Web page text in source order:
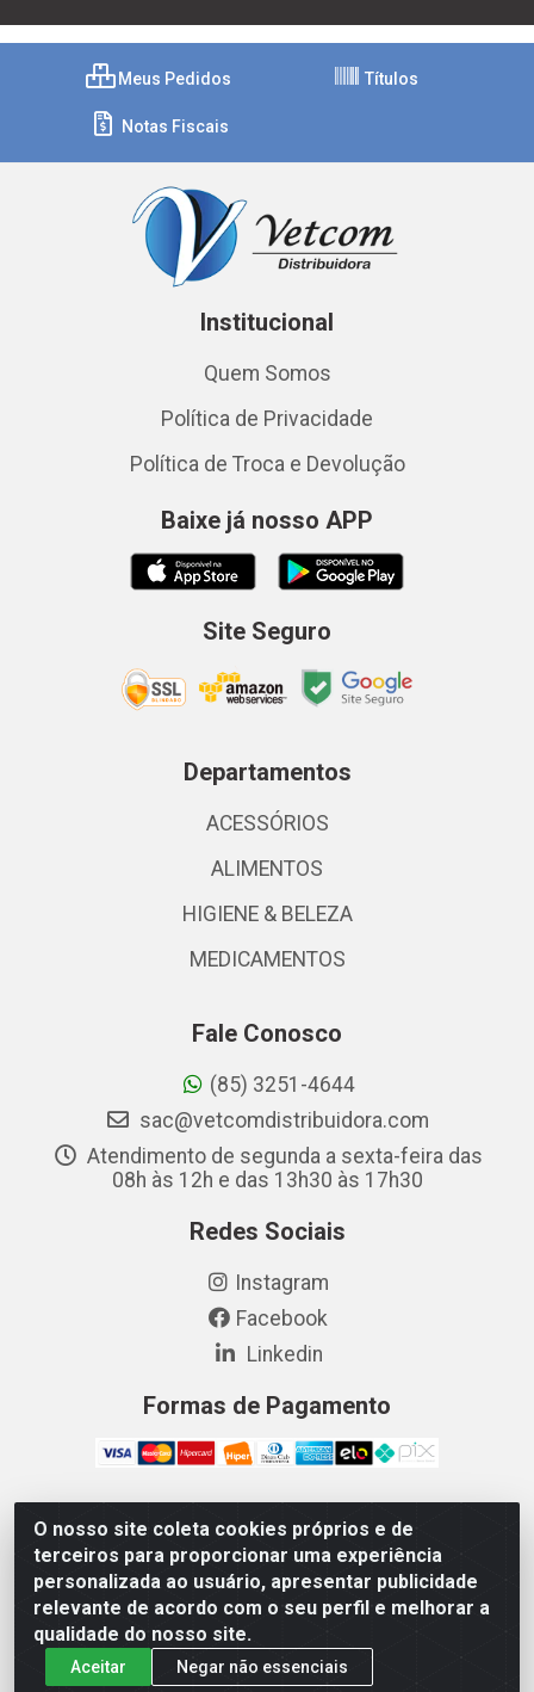
O nosso site coleta cookies próprios e de
terceiros para proporcionar uma experiência
personalizada ao usuário, apresentar publicidade
relevante de acordo com o seu perfil e melhorar a
qualidade do nosso site.
Aceitar Negar não essenciais
Meus Pedidos Títulos
Notas Fiscais
Institucional
Quem Somos
Política de Privacidade
Política de Troca e Devolução
Baixe já nosso APP
Site Seguro
Departamentos
ACESSÓRIOS
ALIMENTOS
HIGIENE & BELEZA
MEDICAMENTOS
Fale Conosco
(85) 3251-4644
sac@vetcomdistribuidora.com
Atendimento de segunda a sexta-feira das
08h às 12h e das 13h30 às 17h30
Redes Sociais
Instagram
Facebook
Linkedin
Formas de Pagamento
Vetcom Distribuidora de Rações LTDA - Rua Maximiano
Barreto, 1040 - Barroso, Fortaleza/CE - CEP 60.863-260
- CNPJ 26.133.872/0001-11